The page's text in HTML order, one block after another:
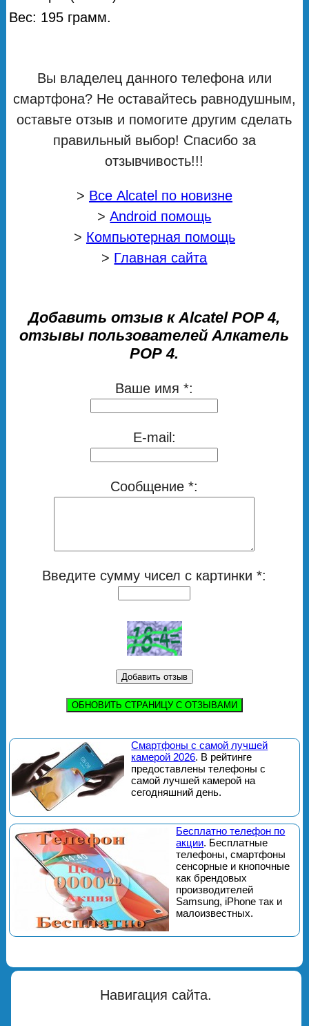
Вес: 195 грамм.
Вы владелец данного телефона или
смартфона? Не оставайтесь равнодушным,
оставьте отзыв и помогите другим сделать
правильный выбор! Спасибо за
отзывчивость!!!
> Все Alcatel по новизне
>Android помощь
> Компьютерная помощь
> Главная сайта
Добавить отзыв к Alcatel POP 4,
отзывы пользователей Алкатель
РОР 4.
Ваше имя *:
E-mail:
Сообщение *:
Введите сумму чисел с картинки *:
ОБНОВИТЬ СТРАНИЦУ С ОТЗЫВАМИ
Смартфоны с самой лучшей
камерой 2026. В рейтинге
предоставлены телефоны с
самой лучшей камерой на
сегодняшний день.
Бесплатно телефон по
акции. Бесплатные
телефоны, смартфоны
сенсорные и кнопочные
как брендовых
производителей
Samsung, iPhone так и
малоизвестных.
Навигация сайта.